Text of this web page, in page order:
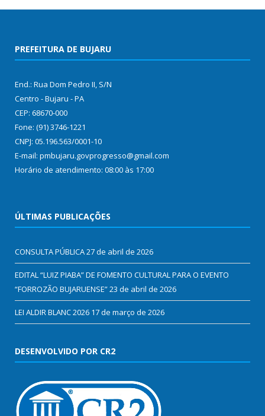
PREFEITURA DE BUJARU
End.: Rua Dom Pedro II, S/N
Centro - Bujaru - PA
CEP: 68670-000
Fone: (91) 3746-1221
CNPJ: 05.196.563/0001-10
E-mail: pmbujaru.govprogresso@gmail.com
Horário de atendimento: 08:00 às 17:00
ÚLTIMAS PUBLICAÇÕES
CONSULTA PÚBLICA27 de abril de 2026
EDITAL “LUIZ PIABA” DE FOMENTO CULTURAL PARA O EVENTO
“FORROZÃO BUJARUENSE”23 de abril de 2026
LEI ALDIR BLANC 2026 17 de março de 2026
DESENVOLVIDO POR CR2